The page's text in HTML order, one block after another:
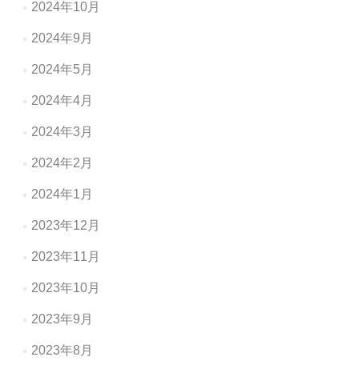
2024年10月
2024年9月
2024年5月
2024年4月
2024年3月
2024年2月
2024年1月
2023年12月
2023年11月
2023年10月
2023年9月
2023年8月